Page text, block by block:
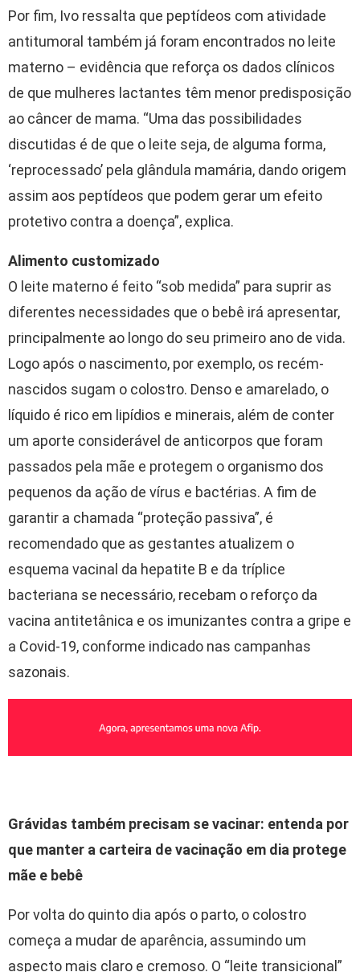
Por fim, Ivo ressalta que peptídeos com atividade
antitumoral também já foram encontrados no leite
materno – evidência que reforça os dados clínicos
de que mulheres lactantes têm menor predisposição
ao câncer de mama. “Uma das possibilidades
discutidas é de que o leite seja, de alguma forma,
‘reprocessado’ pela glândula mamária, dando origem
assim aos peptídeos que podem gerar um efeito
protetivo contra a doença”, explica.
Alimento customizado
O leite materno é feito “sob medida” para suprir as
diferentes necessidades que o bebê irá apresentar,
principalmente ao longo do seu primeiro ano de vida.
Logo após o nascimento, por exemplo, os recém-
nascidos sugam o colostro. Denso e amarelado, o
líquido é rico em lipídios e minerais, além de conter
um aporte considerável de anticorpos que foram
passados pela mãe e protegem o organismo dos
pequenos da ação de vírus e bactérias. A fim de
garantir a chamada “proteção passiva”, é
recomendado que as gestantes atualizem o
esquema vacinal da hepatite B e da tríplice
bacteriana se necessário, recebam o reforço da
vacina antitetânica e os imunizantes contra a gripe e
a Covid-19, conforme indicado nas campanhas
sazonais.
Grávidas também precisam se vacinar: entenda por
que manter a carteira de vacinação em dia protege
mãe e bebê
Por volta do quinto dia após o parto, o colostro
começa a mudar de aparência, assumindo um
aspecto mais claro e cremoso. O “leite transicional”